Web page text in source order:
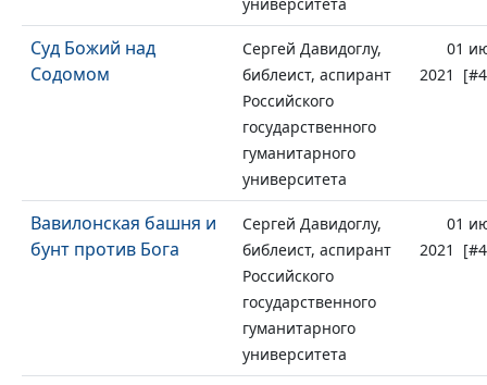
Суд Божий над
Содомом
Сергей Давидоглу,
библеист, аспирант
Российского
государственного
гуманитарного
университета
01
2021
Вавилонская башня и
бунт против Бога
Сергей Давидоглу,
библеист, аспирант
Российского
государственного
гуманитарного
университета
01
2021